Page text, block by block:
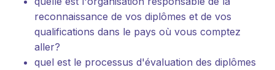
reconnaissance de vos diplômes et de vos
qualifications dans le pays où vous comptez
aller?
quel est le processus d'évaluation des diplômes